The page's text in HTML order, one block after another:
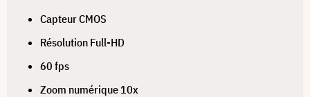
Capteur CMOS
Résolution Full-HD
60 fps
Zoom numérique 10x